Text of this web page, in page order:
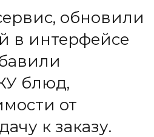
обновили
в интерфейсе
блюд,
от
к заказу.